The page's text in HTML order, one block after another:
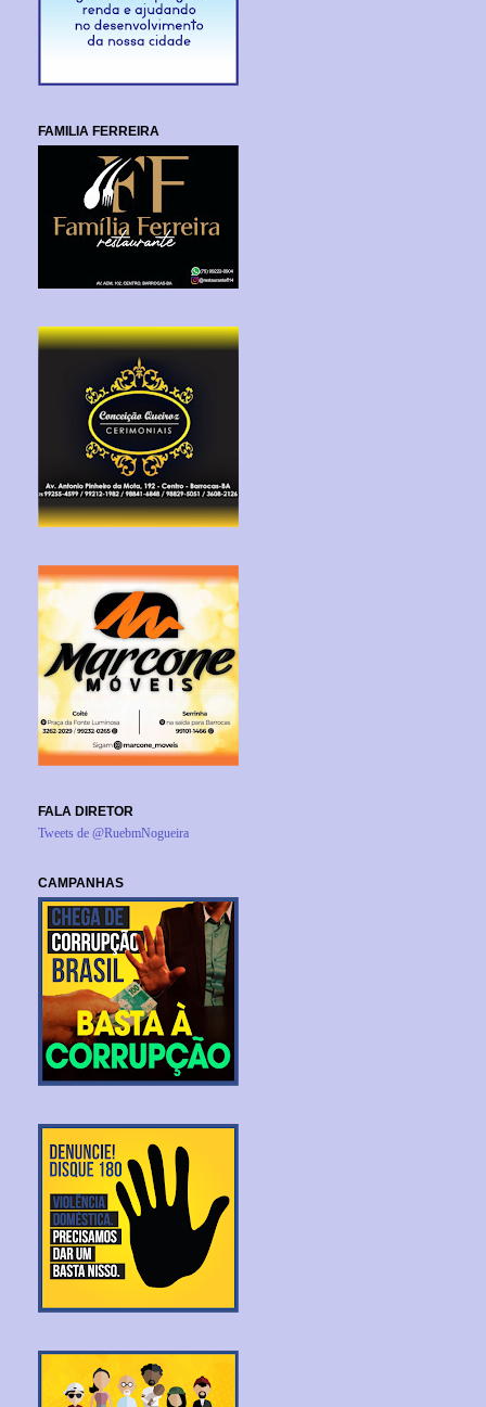
FAMILIA FERREIRA
FALA DIRETOR
Tweets de @RuebmNogueira
CAMPANHAS